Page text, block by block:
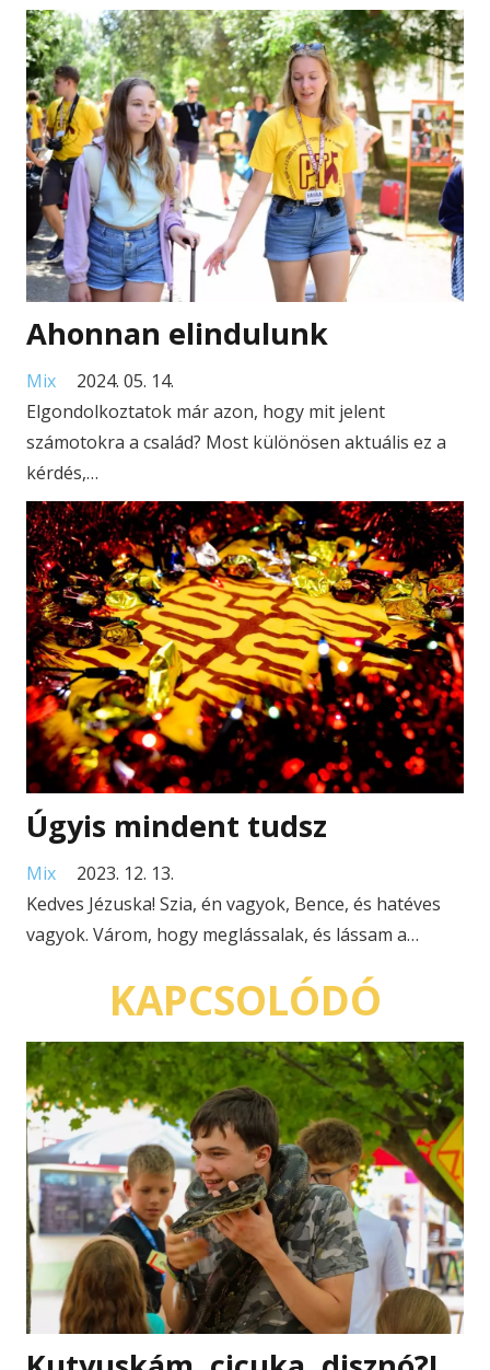
Ahonnan elindulunk
Mix
2024. 05. 14.
Elgondolkoztatok már azon, hogy mit jelent
számotokra a család? Most különösen aktuális ez a
kérdés,…
Úgyis mindent tudsz
Mix
2023. 12. 13.
Kedves Jézuska! Szia, én vagyok, Bence, és hatéves
vagyok. Várom, hogy meglássalak, és lássam a…
KAPCSOLÓDÓ